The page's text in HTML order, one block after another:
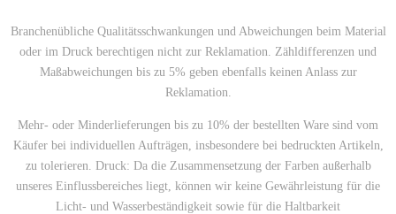
Branchenübliche Qualitätsschwankungen und Abweichungen beim Material
oder im Druck berechtigen nicht zur Reklamation. Zähldifferenzen und
Maßabweichungen bis zu 5% geben ebenfalls keinen Anlass zur
Reklamation.
Mehr- oder Minderlieferungen bis zu 10% der bestellten Ware sind vom
Käufer bei individuellen Aufträgen, insbesondere bei bedruckten Artikeln,
zu tolerieren. Druck: Da die Zusammensetzung der Farben außerhalb
unseres Einflussbereiches liegt, können wir keine Gewährleistung für die
Licht- und Wasserbeständigkeit sowie für die Haltbarkeit